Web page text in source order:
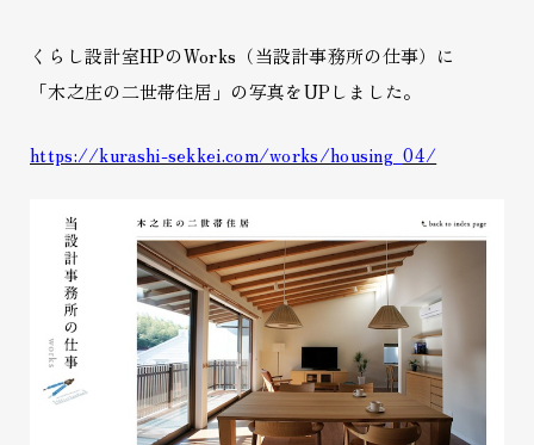
くらし設計室HPのWorks（当設計事務所の仕事）に
「木之庄の二世帯住居」の写真をUPしました。
https://kurashi-sekkei.com/works/housing_04/